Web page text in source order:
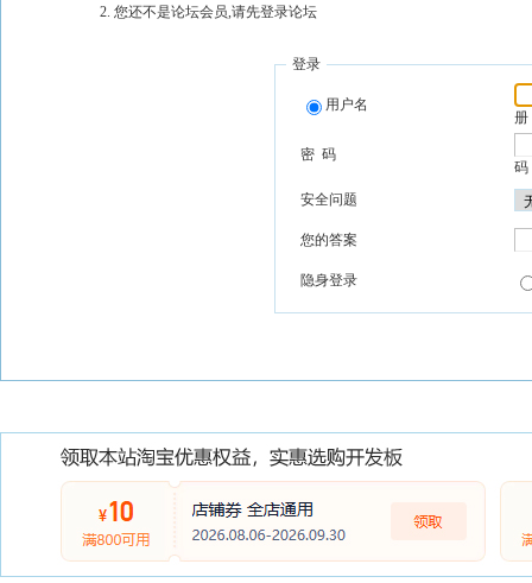
您还不是论坛会员,请先登录论坛
登录
用户名
册
密 码
码
安全问题
您的答案
隐身登录